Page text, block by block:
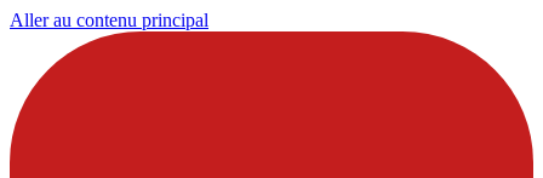
Aller au contenu principal